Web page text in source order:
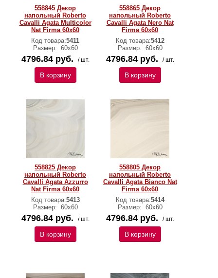
558845 Декор
напольный Roberto
Cavalli Agata Multicolor
Nat Firma 60x60
Код товара:5411
Размер: 60х60
4796.84 руб. / шт.
В корзину
558865 Декор
напольный Roberto
Cavalli Agata Nero Nat
Firma 60x60
Код товара:5412
Размер: 60х60
4796.84 руб. / шт.
В корзину
558825 Декор
напольный Roberto
Cavalli Agata Azzurro
Nat Firma 60x60
Код товара:5413
Размер: 60х60
4796.84 руб. / шт.
В корзину
558805 Декор
напольный Roberto
Cavalli Agata Bianco Nat
Firma 60x60
Код товара:5414
Размер: 60х60
4796.84 руб. / шт.
В корзину